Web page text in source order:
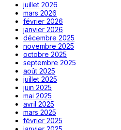
juillet 2026
mars 2026
février 2026
janvier 2026
décembre 2025
novembre 2025
octobre 2025
septembre 2025
août 2025
juillet 2025
juin 2025
mai 2025
avril 2025
mars 2025
février 2025